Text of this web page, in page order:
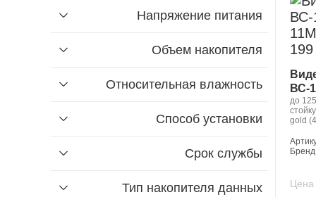
Напряжение питания
Объем накопителя
Относительная влажность
Способ установки
Срок службы
Тип накопителя данных
ВС-
до
gold
gpu
Бренд
Цена